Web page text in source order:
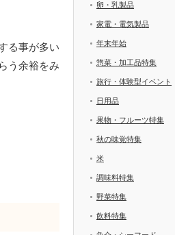
る事が多い
う余裕をみ
卵・乳製品
家電・電気製品
年末年始
惣菜・加工品特集
旅行・体験型イベント
日用品
果物・フルーツ特集
秋の味覚特集
米
調味料特集
野菜特集
飲料特集